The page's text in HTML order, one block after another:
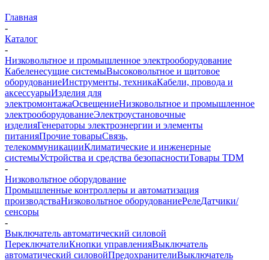
Главная
-
Каталог
-
Низковольтное и промышленное электрооборудование
Кабеленесущие системыВысоковольтное и щитовое
оборудованиеИнструменты, техникаКабели, провода и
аксессуарыИзделия для
электромонтажаОсвещениеНизковольтное и промышленное
электрооборудованиеЭлектроустановочные
изделияГенераторы электроэнергии и элементы
питанияПрочие товарыСвязь,
телекоммуникацииКлиматические и инженерные
системыУстройства и средства безопасностиТовары TDM
-
Низковольтное оборудование
Промышленные контроллеры и автоматизация
производстваНизковольтное оборудованиеРелеДатчики/
сенсоры
-
Выключатель автоматический силовой
ПереключателиКнопки управленияВыключатель
автоматический силовойПредохранителиВыключатель